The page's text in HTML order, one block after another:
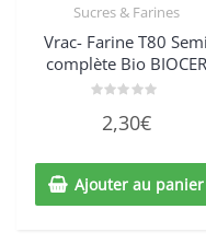
Sucres & Farines
Vrac- Farine T80 Semi
complète Bio BIOCER
sur
2,30€
Ajouter au panier